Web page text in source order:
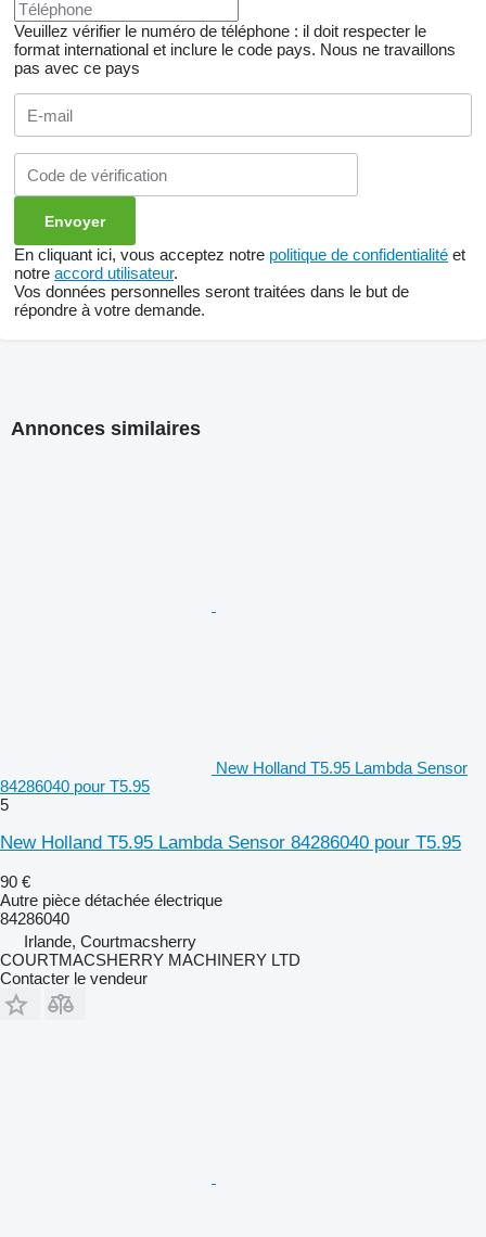
Veuillez vérifier le numéro de téléphone : il doit respecter le
format international et inclure le code pays. Nous ne travaillons
pas avec ce pays
En cliquant ici, vous acceptez notre politique de confidentialité et
notre accord utilisateur.
Vos données personnelles seront traitées dans le but de
répondre à votre demande.
Annonces similaires
New Holland T5.95 Lambda Sensor
84286040 pour T5.95
5
New Holland T5.95 Lambda Sensor 84286040 pour T5.95
90 €
Autre pièce détachée électrique
84286040
Irlande, Courtmacsherry
COURTMACSHERRY MACHINERY LTD
Contacter le vendeur